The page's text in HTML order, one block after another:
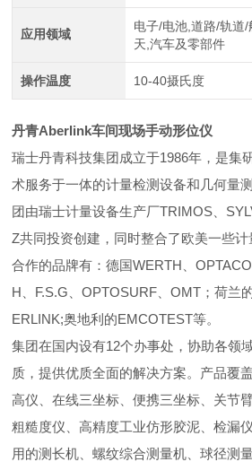
应用领域
电子/电池,道路/轨道
天,汽车及零部件
操作温度 10-40摄氏度
丹青Aberlink车间现场手动形位仪
瑞士丹青科技集团成立于1986年，是集
术服务于一体的计量检测设备和几何量
团由瑞士计量设备生产厂TRIMOS、
Z共同投资创建，同时整合了欧美一些
合作的品牌有：德国WERTH、
H、F.S.G、OPTOSURF、OMT；荷兰
ERLINK;奥地利的EMCOTEST等。
集团在国内设有12个办事处，协助各领
质，提供优质全面的解决方案。产品覆
高仪、在线三坐标、便携三坐标、关节
粗糙度仪、高精度工业仿形胶泥、检漏
用的测长机、螺纹综合测量机、球径测